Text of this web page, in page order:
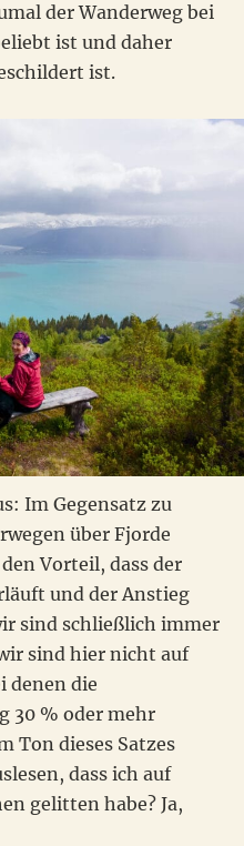
der Wanderweg bei
ist und daher
ist.
Im Gegensatz zu
über Fjorde
den Vorteil, dass der
und der Anstieg
sind schließlich immer
sind hier nicht auf
denen die
30 % oder mehr
Ton dieses Satzes
dass ich auf
gelitten habe? Ja,